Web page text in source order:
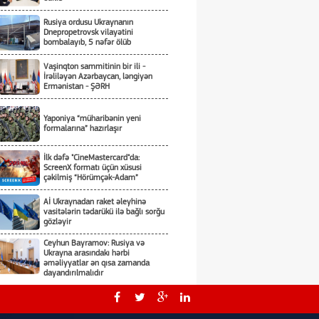
Rusiya ordusu Ukraynanın
Dnepropetrovsk vilayətini
bombalayıb, 5 nəfər ölüb
Vaşinqton sammitinin bir ili -
İrəliləyən Azərbaycan, ləngiyən
Ermənistan - ŞƏRH
Yaponiya “müharibənin yeni
formalarına” hazırlaşır
İlk dəfə "CineMastercard"da:
ScreenX formatı üçün xüsusi
çəkilmiş “Hörümçək-Adam”
Aİ Ukraynadan raket əleyhinə
vasitələrin tədarükü ilə bağlı sorğu
gözləyir
Ceyhun Bayramov: Rusiya və
Ukrayna arasındakı hərbi
əməliyyatlar ən qısa zamanda
dayandırılmalıdır
ABŞ gəmiqayırma zavodlarının və
sualtı qayıqların tikintisi üçün 76,6